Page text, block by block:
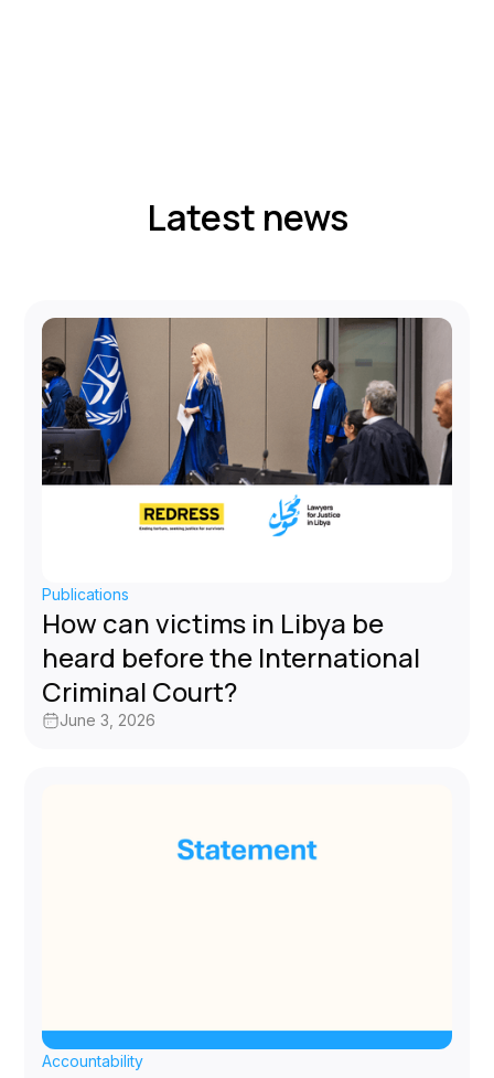
Latest news
Publications
How can victims in Libya be
heard before the International
Criminal Court?
June 3, 2026
Accountability